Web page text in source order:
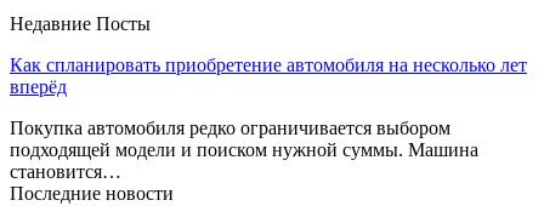
Недавние Посты
Как спланировать приобретение автомобиля на несколько лет
вперёд
Покупка автомобиля редко ограничивается выбором
подходящей модели и поиском нужной суммы. Машина
становится…
Последние новости